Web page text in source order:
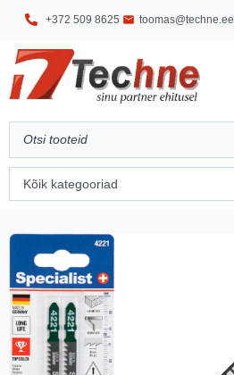
+372 509 8625 toomas@techne.ee